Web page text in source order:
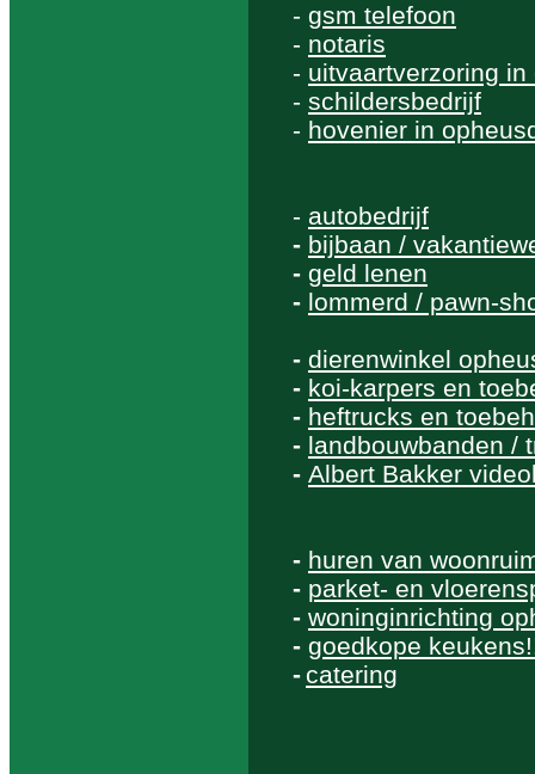
- gsm telefoon
- notaris
- uitvaartverzoring in
- schildersbedrijf
- hovenier in
- autobedrijf
- bijbaan /
- geld lenen
- lommerd / pawn-
- dierenwinkel
- koi-karpers en
- heftrucks en
- landbouwbanden /
- Albert Bakker
- huren van
- parket- en
- woninginrichting
- goedkope
- catering